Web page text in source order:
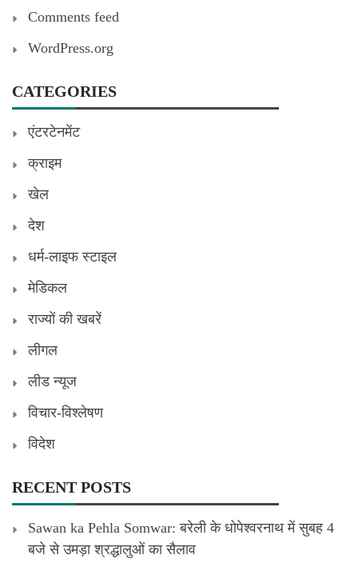
Comments feed
WordPress.org
CATEGORIES
एंटरटेनमेंट
क्राइम
खेल
देश
धर्म-लाइफ स्टाइल
मेडिकल
राज्यों की खबरें
लीगल
लीड न्यूज
विचार-विश्लेषण
विदेश
RECENT POSTS
Sawan ka Pehla Somwar: बरेली के धोपेश्वरनाथ में सुबह 4
बजे से उमड़ा श्रद्धालुओं का सैलाव